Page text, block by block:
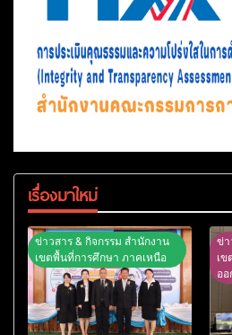
เรื่องมาใหม่
ข่าวสาร & กิจกรรม สำนักงาน
เขตพื้นที่การศึกษา ภาคเหนือ
ข่า
เ
ออ